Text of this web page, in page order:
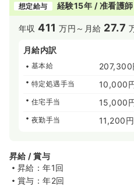
想定給与 経験15年 / 准看護師
年収411 万円～ 月給 27.7
月給内訳
基本給 207,300
特定処遇手当 10,000
住宅手当 15,000
夜勤手当 11,200円
昇給 / 賞与
昇給：年1回
賞与：年2回